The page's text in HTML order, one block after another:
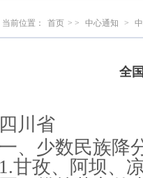
当前位置： 首页 > > 中心通知 >
全
四川省
一、少数民族降
1.甘孜、阿坝、